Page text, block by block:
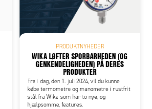
PRODUKTNYHEDER
WIKA LØFTER SPORBARHEDEN (OG
GENKENDELIGHEDEN) PÅ DERES
PRODUKTER
Fra i dag, den 1. juli 2024, vil du kunne
købe termometre og manometre i rustfrit
stål fra Wika som har to nye, og
hjælpsomme, features.